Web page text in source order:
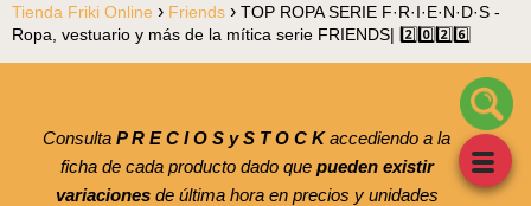
Tienda Friki Online Friends
TOP ROPA SERIE F·R·I·E·N·D·S -
Ropa, vestuario y más de la mítica serie FRIENDS| 2️⃣0️⃣2️⃣6️⃣
Consulta P R E C I O S y S T O C Kaccediendo a la
ficha de cada producto dado que pueden existir
variacionesde última hora en precios y unidades